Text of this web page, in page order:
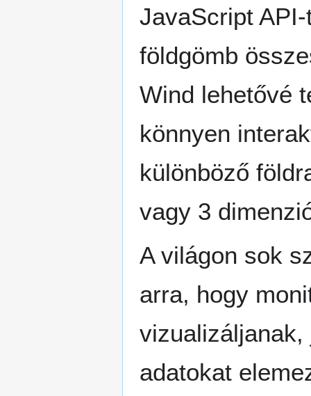
JavaScript
földgömb
Wind lehetővé
könnyen
különböző
vagy 3
A világon sok
arra, hogy
adatokat